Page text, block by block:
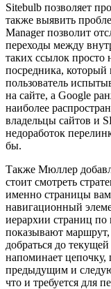
Sitebulb позволяет
также выявить
Manager позволит
переходы между
таких ссылок просто
посредника, который
пользователь
на сайте, а Google
наиболее
владельцы сайтов и
недоработок
бы.
Также Мюллер
стоит смотреть
именно страницы
навигационный
иерархии страниц по
показывают
добраться до
напоминает цепочку,
предыдущим и
что и требуется для